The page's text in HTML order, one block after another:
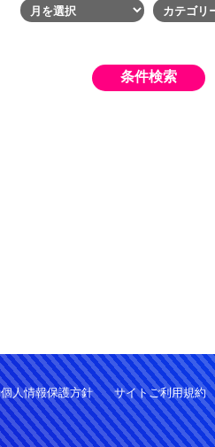
個人情報保護方針 サイトご利用規約